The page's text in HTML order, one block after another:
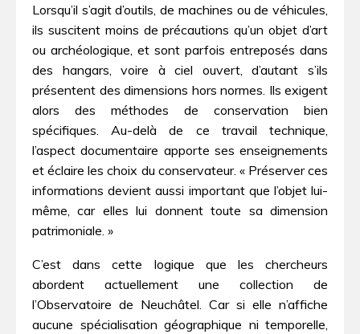
Lorsqu’il s’agit d’outils, de machines ou de véhicules,
ils suscitent moins de précautions qu’un objet d’art
ou archéologique, et sont parfois entreposés dans
des hangars, voire à ciel ouvert, d’autant s’ils
présentent des dimensions hors normes. Ils exigent
alors des méthodes de conservation bien
spécifiques. Au-delà de ce travail technique,
l’aspect documentaire apporte ses enseignements
et éclaire les choix du conservateur. « Préserver ces
informations devient aussi important que l’objet lui-
même, car elles lui donnent toute sa dimension
patrimoniale. »
C’est dans cette logique que les chercheurs
abordent actuellement une collection de
l’Observatoire de Neuchâtel. Car si elle n’affiche
aucune spécialisation géographique ni temporelle,